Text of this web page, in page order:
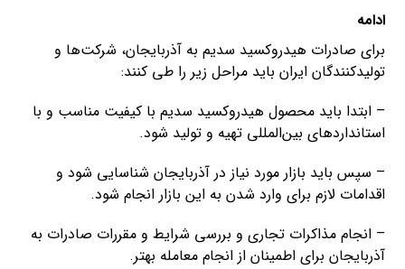
ادامه
برای صادرات هیدروکسید سدیم به آذربایجان، شرکت‌ها و
تولیدکنندگان ایران باید مراحل زیر را طی کنند:
– ابتدا باید محصول هیدروکسید سدیم با کیفیت مناسب و با
استانداردهای بین‌المللی تهیه و تولید شود.
– سپس باید بازار مورد نیاز در آذربایجان شناسایی شود و
اقدامات لازم برای وارد شدن به این بازار انجام شود.
– انجام مذاکرات تجاری و بررسی شرایط و مقررات صادرات به
آذربایجان برای اطمینان از انجام معامله بهتر.